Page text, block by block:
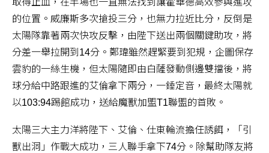
取得止血，在半場也一直無法找到讓霍華德高效參與進攻
的位置。威廉斯多次搶投三分，也無力拉近比分，反倒是
太陽隊靠著兩次快攻反擊，由陛下送出兩個關鍵助攻，將
分差一舉拉開到14分。鄭瑋雖然趕緊要到犯規，企圖保存
雲豹的一絲生機，但太陽隨即由白薩發動側邊雙擋後，將
球分給中路跟進的艾倫拿下兩分，一錘定音，最終太陽就
以103:94踢館成功，送給魔獸加盟T1聯盟的首敗。
太陽三大主力洋將陛下、艾倫、仕東輪流擔任誘餌，「引
獸出洞」作戰大成功，三人聯手拿下74分。除幫助隊友將